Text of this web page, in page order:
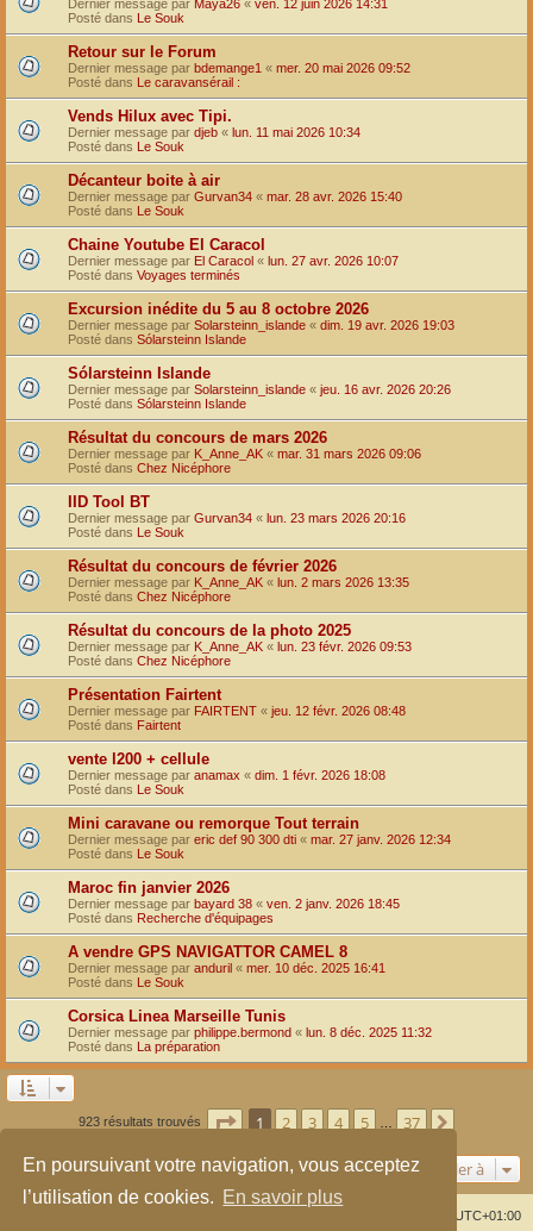
En poursuivant votre navigation, vous acceptez
l’utilisation de cookies. En savoir plus
Dernier message par Maya26 « ven. 12 juin 2026 14:31
Posté dans Le Souk
Retour sur le Forum
Dernier message par bdemange1 « mer. 20 mai 2026 09:52
Posté dans Le caravansérail :
Vends Hilux avec Tipi.
Dernier message par djeb « lun. 11 mai 2026 10:34
Posté dans Le Souk
Décanteur boite à air
Dernier message par Gurvan34 « mar. 28 avr. 2026 15:40
Posté dans Le Souk
Chaine Youtube El Caracol
Dernier message par El Caracol « lun. 27 avr. 2026 10:07
Posté dans Voyages terminés
Excursion inédite du 5 au 8 octobre 2026
Dernier message par Solarsteinn_islande « dim. 19 avr. 2026 19:03
Posté dans Sólarsteinn Islande
Sólarsteinn Islande
Dernier message par Solarsteinn_islande « jeu. 16 avr. 2026 20:26
Posté dans Sólarsteinn Islande
Résultat du concours de mars 2026
Dernier message par K_Anne_AK « mar. 31 mars 2026 09:06
Posté dans Chez Nicéphore
IID Tool BT
Dernier message par Gurvan34 « lun. 23 mars 2026 20:16
Posté dans Le Souk
Résultat du concours de février 2026
Dernier message par K_Anne_AK « lun. 2 mars 2026 13:35
Posté dans Chez Nicéphore
Résultat du concours de la photo 2025
Dernier message par K_Anne_AK « lun. 23 févr. 2026 09:53
Posté dans Chez Nicéphore
Présentation Fairtent
Dernier message par FAIRTENT « jeu. 12 févr. 2026 08:48
Posté dans Fairtent
vente l200 + cellule
Dernier message par anamax « dim. 1 févr. 2026 18:08
Posté dans Le Souk
Mini caravane ou remorque Tout terrain
Dernier message par eric def 90 300 dti « mar. 27 janv. 2026 12:34
Posté dans Le Souk
Maroc fin janvier 2026
Dernier message par bayard 38 « ven. 2 janv. 2026 18:45
Posté dans Recherche d'équipages
A vendre GPS NAVIGATTOR CAMEL 8
Dernier message par anduril « mer. 10 déc. 2025 16:41
Posté dans Le Souk
Corsica Linea Marseille Tunis
Dernier message par philippe.bermond « lun. 8 déc. 2025 11:32
Posté dans La préparation
923 résultats trouvés Page sur37
1 2 3 4 5 37
Aller à
UTC+01:00